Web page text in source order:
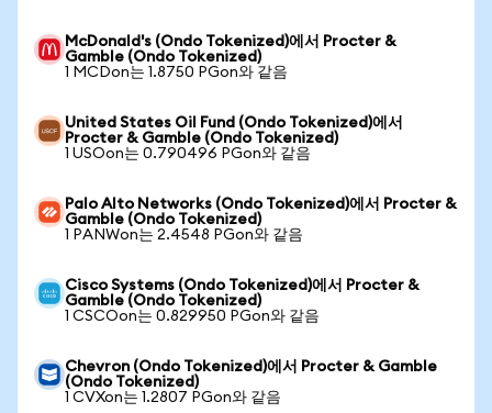
McDonald's (Ondo Tokenized)에서 Procter &
Gamble (Ondo Tokenized)
1 MCDon는 1.8750 PGon와 같음
United States Oil Fund (Ondo Tokenized)에서
Procter & Gamble (Ondo Tokenized)
1 USOon는 0.790496 PGon와 같음
Palo Alto Networks (Ondo Tokenized)에서 Procter &
Gamble (Ondo Tokenized)
1 PANWon는 2.4548 PGon와 같음
Cisco Systems (Ondo Tokenized)에서 Procter &
Gamble (Ondo Tokenized)
1 CSCOon는 0.829950 PGon와 같음
Chevron (Ondo Tokenized)에서 Procter & Gamble
(Ondo Tokenized)
1 CVXon는 1.2807 PGon와 같음